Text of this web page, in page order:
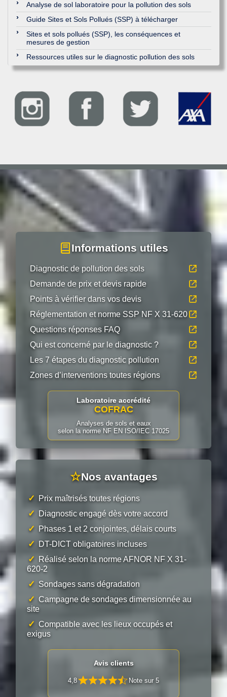
Analyse de sol laboratoire pour la pollution des sols
Guide Sites et Sols Pollués (SSP) à télécharger
Sites et sols pollués (SSP), les conséquences et
mesures de gestion
Ressources utiles sur le diagnostic pollution des sols
Informations utiles
Diagnostic de pollution des sols
Demande de prix et devis rapide
Points à vérifier dans vos devis
Réglementation et norme SSP NF X 31-620
Questions réponses FAQ
Qui est concerné par le diagnostic ?
Les 7 étapes du diagnostic pollution
Zones d’interventions toutes régions
Laboratoire accrédité
COFRAC
Analyses de sols et eaux
selon la norme NF EN ISO/IEC 17025
☆Nos avantages
✓ Prix maîtrisés toutes régions
✓ Diagnostic engagé dès votre accord
✓ Phases 1 et 2 conjointes, délais courts
✓ DT-DICT obligatoires incluses
✓
Réalisé selon la norme AFNOR NF X 31-
620-2
✓ Sondages sans dégradation
✓ Campagne de sondages dimensionnée au
site
✓ Compatible avec les lieux occupés et
exigus
Avis clients
4,8 Note sur 5